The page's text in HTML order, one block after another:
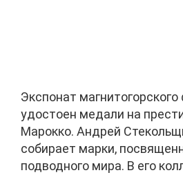
Экспонат
удостоен медали на
Марокко. Андрей
собирает марки,
подводного мира. В его